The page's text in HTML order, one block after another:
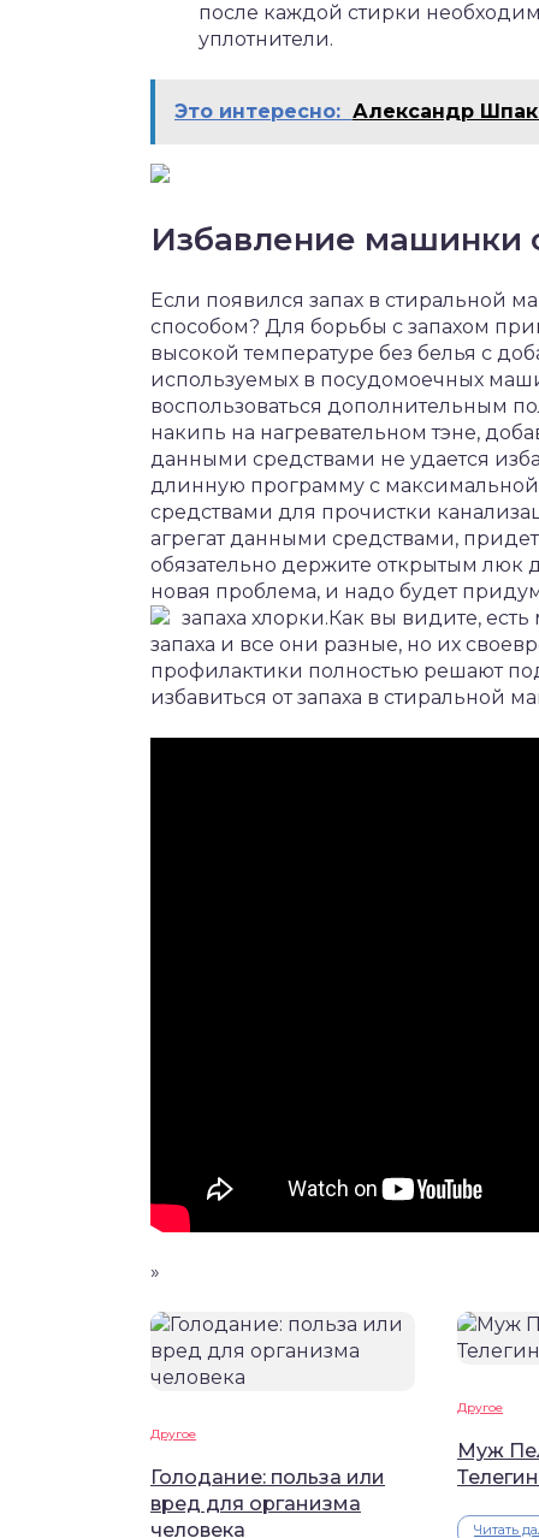
после каждой стирки
уплотнители.
Это интересно: Александр
Избавление машинки
Если появился запах в стиральной
способом? Для борьбы с запахом
высокой температуре без белья с
используемых в посудомоечных
воспользоваться дополнительным
накипь на нагревательном тэне,
данными средствами не удается
длинную программу с
средствами для прочистки
агрегат данными средствами,
обязательно держите открытым люк
новая проблема, и надо будет
запаха хлорки. Как вы видите,
запаха и все они разные, но их
профилактики полностью решают
избавиться от запаха в стиральной
»
Другое
Голодание: польза или
вред для организма
человека
Другое
Муж
Телегин
Читать